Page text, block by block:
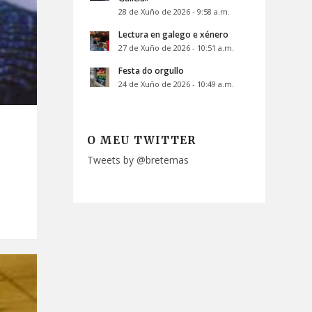
28 de Xuño de 2026 - 9:58 a.m.
Lectura en galego e xénero
27 de Xuño de 2026 - 10:51 a.m.
Festa do orgullo
24 de Xuño de 2026 - 10:49 a.m.
O MEU TWITTER
Tweets by @bretemas